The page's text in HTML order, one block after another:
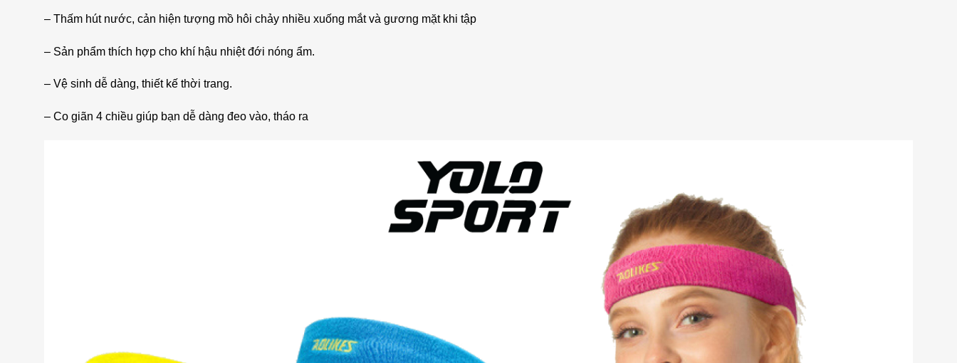
– Thấm hút nước, cản hiện tượng mồ hôi chảy nhiều xuống mắt và gương mặt khi tập
– Sản phẩm thích hợp cho khí hậu nhiệt đới nóng ẩm.
– Vệ sinh dễ dàng, thiết kế thời trang.
– Co giãn 4 chiều giúp bạn dễ dàng đeo vào, tháo ra